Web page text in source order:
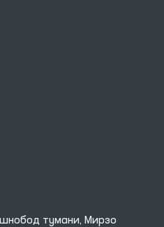
тумани, Мирзо